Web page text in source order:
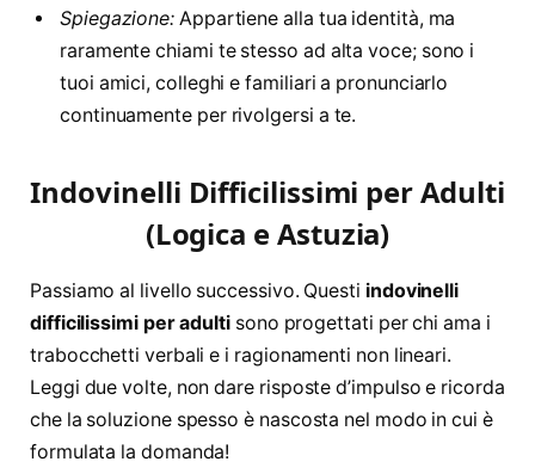
Spiegazione: Appartiene alla tua identità, ma
raramente chiami te stesso ad alta voce; sono i
tuoi amici, colleghi e familiari a pronunciarlo
continuamente per rivolgersi a te.
Indovinelli Difficilissimi per Adulti
(Logica e Astuzia)
Passiamo al livello successivo. Questi indovinelli
difficilissimi per adulti sono progettati per chi ama i
trabocchetti verbali e i ragionamenti non lineari.
Leggi due volte, non dare risposte d’impulso e ricorda
che la soluzione spesso è nascosta nel modo in cui è
formulata la domanda!